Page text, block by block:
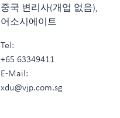
중국 변리사(개업 없음),
어소시에이트
Tel:
+65 63349411
E-Mail:
xdu@vjp.com.sg